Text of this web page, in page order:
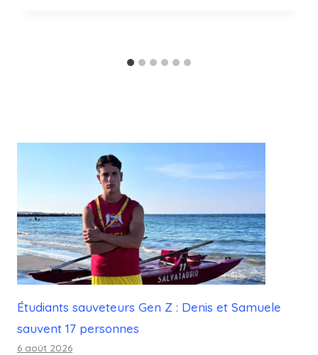
Étudiants sauveteurs Gen Z : Denis et Samuele
sauvent 17 personnes
6 août 2026